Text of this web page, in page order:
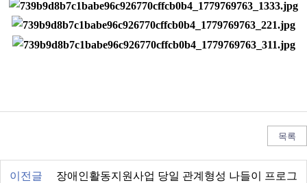
목록
이전글
장애인활동지원사업 당일 관계형성 나들이 프로그